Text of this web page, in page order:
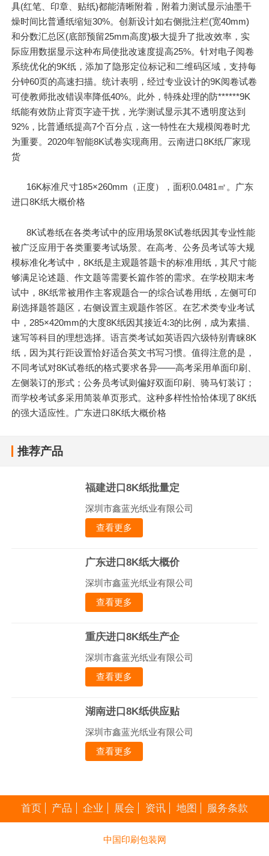
具(红笔、印章、贴纸)都能清晰附着，附着力测试显示油墨干
燥时间比普通纸缩短30%。创新设计如右侧批注栏(宽40mm)
和分数汇总区(底部预留25mm高度)极大提升了批改效率，实
际应用数据显示这种布局使批改速度提高25%。针对电子阅卷
系统优化的9K纸，添加了隐形定位标记和二维码区域，支持每
分钟60页的高速扫描。统计表明，经过专业设计的9K阅卷试卷
可使教师批改错误率降低40%。此外，特殊处理的防******9K
纸能有效防止背页字迹干扰，光学测试显示其不透明度达到
92%，比普通纸提高7个百分点，这一特性在大规模阅卷时尤
为重要。2020年智能8K试卷实现商用。云南进口8K纸厂家现
货
16K标准尺寸185×260mm（正度），面积0.0481㎡。广东
进口8K纸大概价格
8K试卷纸在各类考试中的应用场景8K试卷纸因其专业性能
被广泛应用于各类重要考试场景。在高考、公务员考试等大规
模标准化考试中，8K纸是主观题答题卡的标准用纸，其尺寸能
够满足论述题、作文题等需要长篇作答的需求。在学校期末考
试中，8K纸常被用作主客观题合一的综合试卷用纸，左侧可印
刷选择题答题区，右侧设置主观题作答区。在艺术类专业考试
中，285×420mm的大度8K纸因其接近4:3的比例，成为素描、
速写等科目的理想选择。语言类考试如英语四六级特别青睐8K
纸，因为其行距设置恰好适合英文书写习惯。值得注意的是，
不同考试对8K试卷纸的格式要求各异——高考采用单面印刷、
左侧装订的形式；公务员考试则偏好双面印刷、骑马钉装订；
而学校考试多采用简装单页形式。这种多样性恰恰体现了8K纸
的强大适应性。广东进口8K纸大概价格
推荐产品
福建进口8K纸批量定
深圳市鑫蓝光纸业有限公司
查看更多
广东进口8K纸大概价
深圳市鑫蓝光纸业有限公司
查看更多
重庆进口8K纸生产企
深圳市鑫蓝光纸业有限公司
查看更多
湖南进口8K纸供应贴
深圳市鑫蓝光纸业有限公司
查看更多
首页 产品 企业 展会 资讯 地图 服务条款
中国印刷包装网